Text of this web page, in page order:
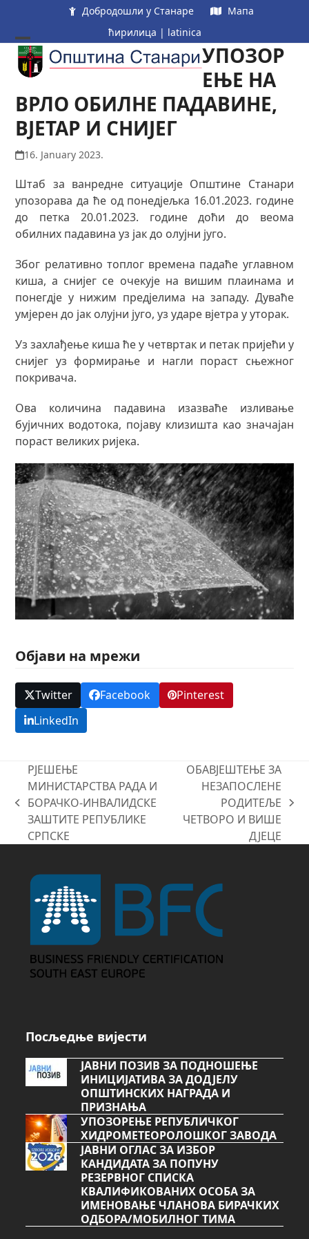
content
Добродошли у Станаре
Мапа
ћирилица | latinica
Open
mobile
menu
Close
mobile
menu
УПОЗОР
ЕЊЕ НА
ВРЛО ОБИЛНЕ ПАДАВИНЕ,
ВЈЕТАР И СНИЈЕГ
16. January 2023.
Штаб за ванредне ситуације Општине Станари
упозорава да ће од понедјељка 16.01.2023. године
до петка 20.01.2023. године доћи до веома
обилних падавина уз јак до олујни југо.
Због релативно топлог времена падаће углавном
киша, а снијег се очекује на вишим плаинама и
понегдје у нижим предјелима на западу. Дуваће
умјерен до јак олујни југо, уз ударе вјетра у уторак.
Уз захлађење киша ће у четвртак и петак пријећи у
снијег уз формирање и нагли пораст сњежног
покривача.
Ова количина падавина изазваће изливање
бујичних водотока, појаву клизишта као значајан
пораст великих ријека.
Објави на мрежи
Twitter Facebook
Pinterest
LinkedIn
previous
post:
РЈЕШЕЊЕ
МИНИСТАРСТВА РАДА И
БОРАЧКО-ИНВАЛИДСКЕ
ЗАШТИТЕ РЕПУБЛИКЕ
СРПСКЕ
post:
ОБАВЈЕШТЕЊЕ ЗА
НЕЗАПОСЛЕНЕ
РОДИТЕЉЕ
ЧЕТВОРО И ВИШЕ
ДЈЕЦЕ
Посљедње вијести
ЈАВНИ ПОЗИВ ЗА ПОДНОШЕЊЕ
ИНИЦИЈАТИВА ЗА ДОДЈЕЛУ
ОПШТИНСКИХ НАГРАДА И
ПРИЗНАЊА
УПОЗОРЕЊЕ РЕПУБЛИЧКОГ
ХИДРОМЕТЕОРОЛОШКОГ ЗАВОДА
ЈАВНИ ОГЛАС ЗА ИЗБОР
КАНДИДАТА ЗА ПОПУНУ
РЕЗЕРВНОГ СПИСКА
КВАЛИФИКОВАНИХ ОСОБА ЗА
ИМЕНОВАЊЕ ЧЛАНОВА БИРАЧКИХ
ОДБОРА/МОБИЛНОГ ТИМА